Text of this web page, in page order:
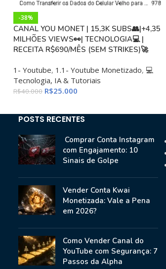
-38%
CANAL YOU MONET | 15,3K SUBS👥|+4,35
MILHÕES VIEWS👀| TECNOLOGIA💻 |
RECEITA R$690/MÊS (SEM STRIKES)🚀
1- Youtube, 1.1- Youtube Monetizado, 💻
Tecnologia, IA & Tutoriais
R$40.000 R$25.000
POSTS RECENTES
Comprar Conta Instagram
com Engajamento: 10
Sinais de Golpe
Vender Conta Kwai
Monetizada: Vale a Pena
em 2026?
Como Vender Canal do
YouTube com Segurança: 7
Passos da Alpha